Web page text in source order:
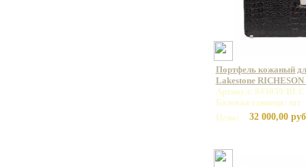
Портфель кожаный
Lakestone
Артикул: 943030/BLC
Базовая единица: шт
Цена:
32 000,00